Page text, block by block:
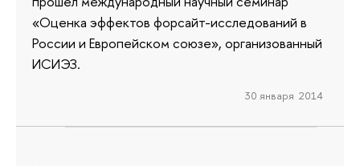
«Оценка эффектов форсайт-исследований в
России и Европейском союзе», организованный
ИСИЭЗ.
30 января 2014